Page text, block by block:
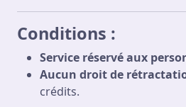
Conditions :
Service réservé aux
Aucun droit de
crédits.